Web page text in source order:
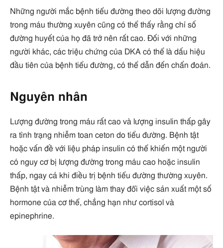
Những người mắc bệnh tiểu đường theo dõi lượng đường
trong máu thường xuyên cũng có thể thấy rằng chỉ số
đường huyết của họ đã trở nên rất cao. Đối với những
người khác, các triệu chứng của DKA có thể là dấu hiệu
đầu tiên của bệnh tiểu đường, có thể dẫn đến chẩn đoán.
Nguyên nhân
Lượng đường trong máu rất cao và lượng insulin thấp gây
ra tình trạng nhiễm toan ceton do tiểu đường. Bệnh tật
hoặc vấn đề với liệu pháp insulin có thể khiến một người
có nguy cơ bị lượng đường trong máu cao hoặc insulin
thấp, ngay cả khi điều trị bệnh tiểu đường thường xuyên.
Bệnh tật và nhiễm trùng làm thay đổi việc sản xuất một số
hormone của cơ thể, chẳng hạn như cortisol và
epinephrine.